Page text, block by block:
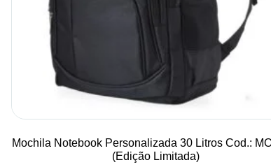
Mochila Notebook Personalizada 30 Litros Cod.:
(Edição Limitada)